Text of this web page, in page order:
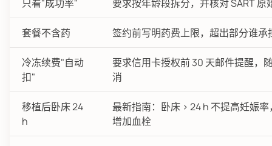
只看"成功率" 要求按年龄段拆分，并核对 SART 原
套餐不含药 签约前写明药费上限，超出部分谁承
冷冻续费"自动
扣"
要求信用卡授权前 30 天邮件提醒，
消
移植后卧床 24
h
最新指南：卧床 > 24 h 不提高妊娠
增加血栓